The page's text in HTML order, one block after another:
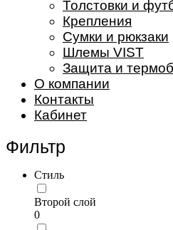
Толстовки и
Крепления
Сумки и рюкзаки
Шлемы VIST
Защита и
О компании
Контакты
Кабинет
Фильтр
Стиль
Второй слой
0